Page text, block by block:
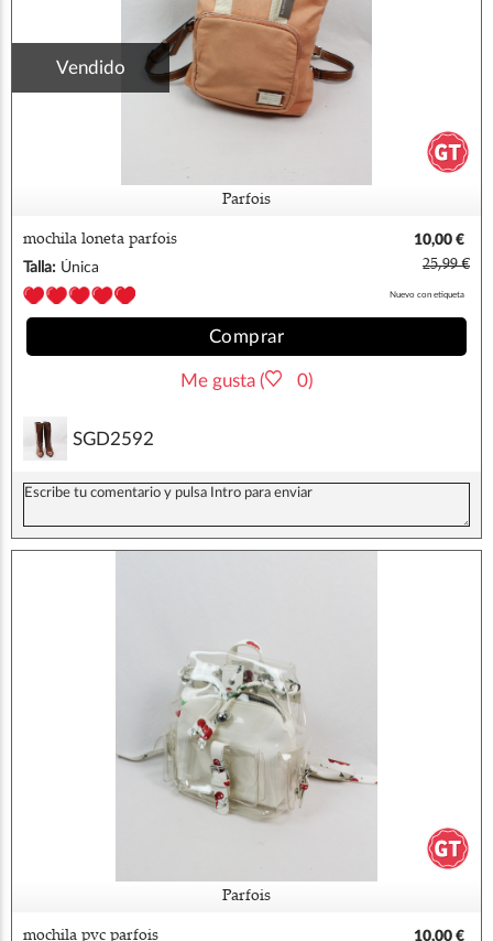
Vendido
Parfois
mochila loneta parfois
10,00 €
Talla: Única 25,99 €
Nuevo con etiqueta
Comprar
Me gusta ( 0)
SGD2592
Parfois
mochila pvc parfois 10,00 €